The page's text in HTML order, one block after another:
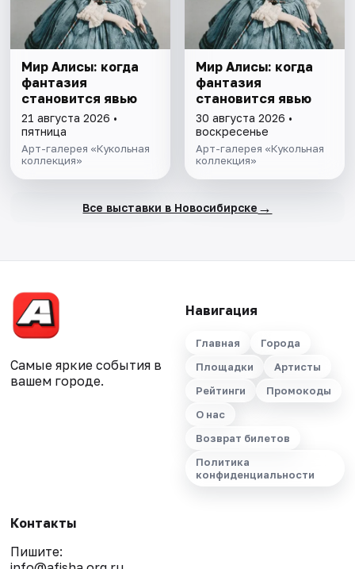
Мир Алисы: когда
фантазия
становится явью
21 августа 2026 •
пятница
Арт-галерея «Кукольная
коллекция»
Мир Алисы: когда
фантазия
становится явью
30 августа 2026 •
воскресенье
Арт-галерея «Кукольная
коллекция»
Все выставки в Новосибирске →
Самые яркие события в
вашем городе.
Навигация
Главная
Города
Площадки
Артисты
Рейтинги
Промокоды
О нас
Возврат билетов
Политика
конфиденциальности
Контакты
Пишите: